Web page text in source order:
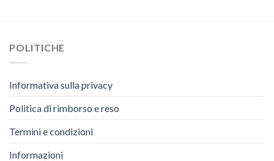
POLITICHE
Informativa sulla privacy
Politica di rimborso e reso
Termini e condizioni
Informazioni